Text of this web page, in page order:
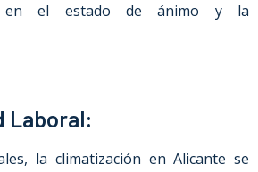
en el estado de ánimo y la
Laboral:
la climatización enAlicante se